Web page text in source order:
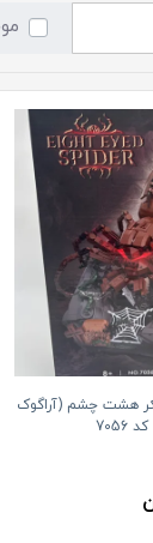
هشت چشم (آراگوک